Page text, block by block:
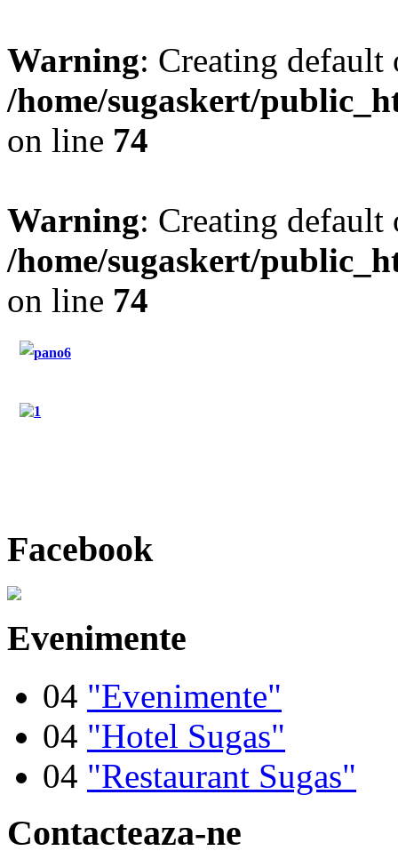
Warning: Creating
/home/sugaskert/
on line 74
Warning: Creating
/home/sugaskert/
on line 74
Facebook
Evenimente
04 "Evenimente"
04 "Hotel Sugas"
04 "Restaurant Sugas"
Contacteaza-ne